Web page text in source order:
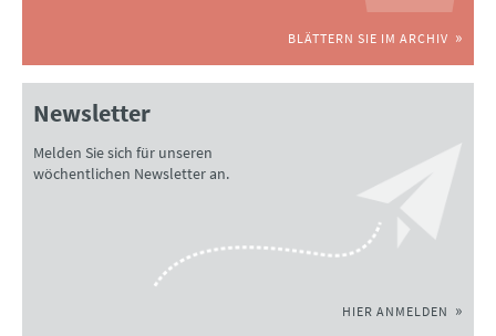
BLÄTTERN SIE IM ARCHIV
Newsletter
Melden Sie sich für unseren
wöchentlichen Newsletter an.
HIER ANMELDEN